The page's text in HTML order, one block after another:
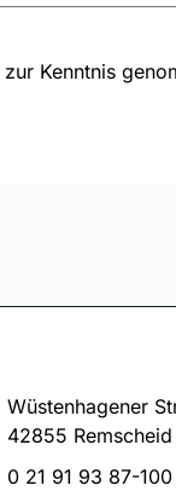
zur Kenntnis
Wüstenhagener
42855 Remscheid
0 21 91 93 87-100